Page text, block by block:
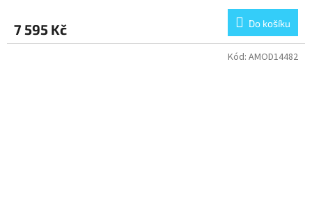
7 595 Kč Do košíku
Kód: AMOD14482